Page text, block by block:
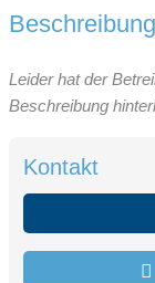
Leider hat der
Beschreibung
Kontakt